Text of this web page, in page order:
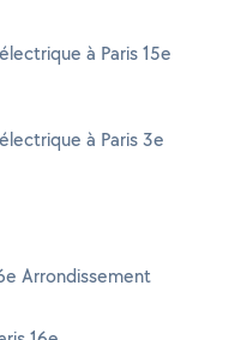
à Paris 15e
à Paris 3e
Arrondissement